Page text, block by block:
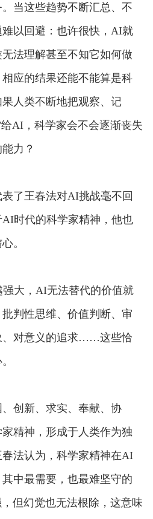
当这些趋势不断汇总、不
以回避：也许很快，AI就
法理解甚至不知它如何做
应的结果还能不能算是科
人类不断地把观察、记
AI，科学家会不会逐渐丧失
力？
王春法对AI挑战毫不回
时代的科学家精神，他也
。
大，AI无法替代的价值就
判性思维、价值判断、审
、对意义的追求……这些恰
创新、求实、奉献、协
精神，形成于人类作为独
法认为，科学家精神在AI
中最需要，也最难坚守的
但幻觉也无法根除，这意味